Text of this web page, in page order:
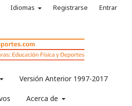
Versión Anterior 1997-2017
Acerca de
Idiomas Registrarse Entrar